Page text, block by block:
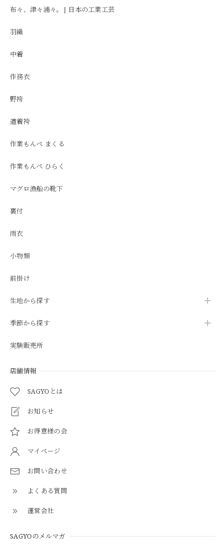
布々、津々浦々。| 日本の工業工芸
羽織
中着
作務衣
野袴
道着袴
作業もんぺ まくる
作業もんぺ ひらく
マグロ漁船の靴下
裏付
雨衣
小物類
前掛け
生地から探す
季節から探す
実験販売所
店舗情報
SAGYOとは
お知らせ
お得意様の会
マイページ
お問い合わせ
よくある質問
運営会社
SAGYOのメルマガ